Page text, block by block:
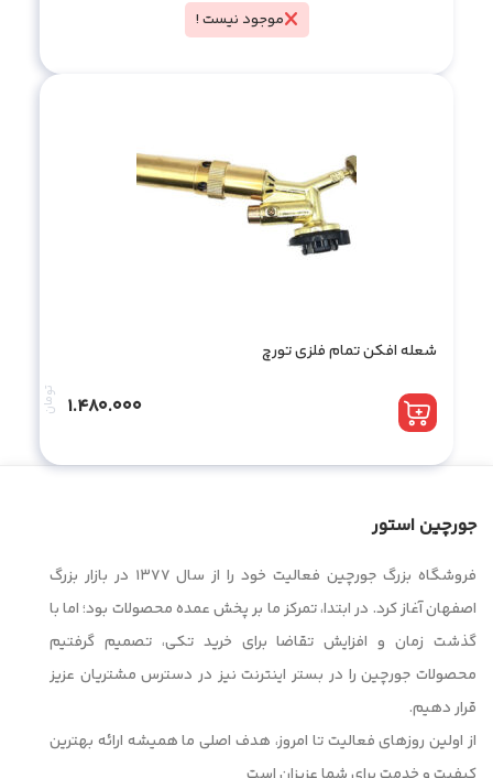
موجود نیست !
شعله افکن تمام فلزی تورچ
تومان 1.480.000
جورچین استور
فروشگاه بزرگ جورچین فعالیت خود را از سال ۱۳۷۷ در بازار بزرگ
اصفهان آغاز کرد. در ابتدا، تمرکز ما بر پخش عمده محصولات بود؛ اما با
گذشت زمان و افزایش تقاضا برای خرید تکی، تصمیم گرفتیم
محصولات جورچین را در بستر اینترنت نیز در دسترس مشتریان عزیز
قرار دهیم.
از اولین روزهای فعالیت تا امروز، هدف اصلی ما همیشه ارائه بهترین